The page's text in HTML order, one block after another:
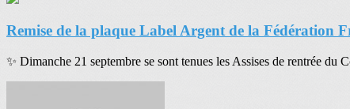
Remise de la plaque Label Argent de la Fédération
✨ Dimanche 21 septembre se sont tenues les Assises de rentrée